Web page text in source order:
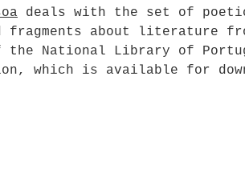
deals with the set of
fragments about literature
the National Library of
which is available for